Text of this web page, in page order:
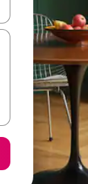
le haut et